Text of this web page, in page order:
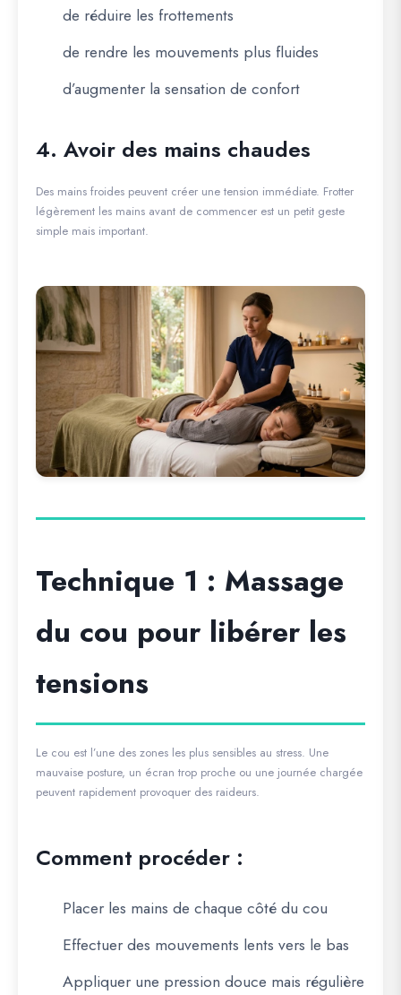
de réduire les frottements
de rendre les mouvements plus fluides
d’augmenter la sensation de confort
4. Avoir des mains chaudes
Des mains froides peuvent créer une tension immédiate. Frotter
légèrement les mains avant de commencer est un petit geste
simple mais important.
Technique 1 : Massage
du cou pour libérer les
tensions
Le cou est l’une des zones les plus sensibles au stress. Une
mauvaise posture, un écran trop proche ou une journée chargée
peuvent rapidement provoquer des raideurs.
Comment procéder :
Placer les mains de chaque côté du cou
Effectuer des mouvements lents vers le bas
Appliquer une pression douce mais régulière